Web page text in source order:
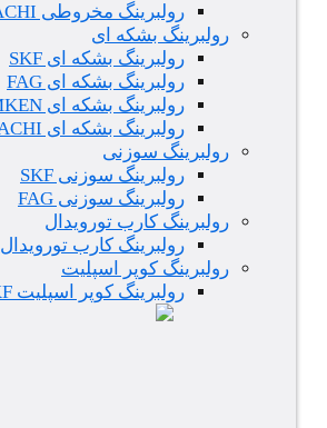
رولبرینگ مخروطی NACHI
رولبرینگ بشکه ای
رولبرینگ بشکه ای SKF
رولبرینگ بشکه ای FAG
رولبرینگ بشکه ای TIMKEN
رولبرینگ بشکه ای NACHI
رولبرینگ سوزنی
رولبرینگ سوزنی SKF
رولبرینگ سوزنی FAG
رولبرینگ کارب تورویدال
رولبرینگ کارب تورویدال FAG
رولبرینگ کوپر اسپلیت
رولبرینگ کوپر اسپلیت SKF